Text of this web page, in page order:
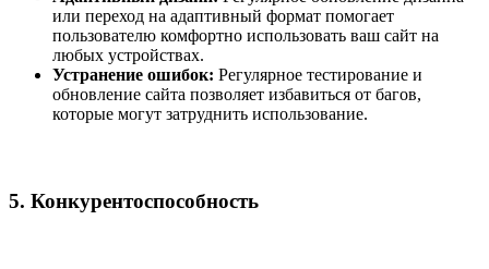
или переход на адаптивный формат помогает
пользователю комфортно использовать ваш сайт на
любых устройствах.
Устранение ошибок: Регулярное тестирование и
обновление сайта позволяет избавиться от багов,
которые могут затруднить использование.
5. Конкурентоспособность